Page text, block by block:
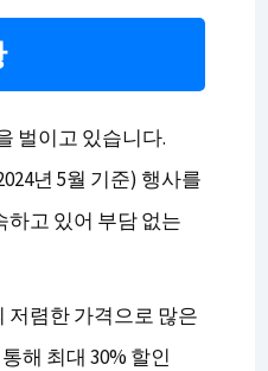
벌이고 있습니다.
년 5월 기준) 행사를
하고 있어 부담 없는
저렴한 가격으로 많은
해 최대 30% 할인